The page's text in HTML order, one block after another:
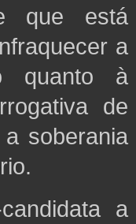
que está
a
quanto à
de
soberania
a